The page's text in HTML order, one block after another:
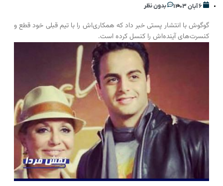
۶ آبان ۱۴۰۳ بدون نظر
گوگوش با انتشار پستی خبر داد که همکاری‌اش را با تیم قبلی خود قطع و
کنسرت‌های آینده‌اش را کنسل کرده است.